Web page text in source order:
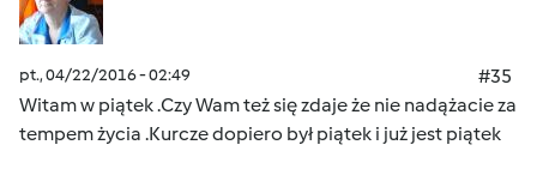
pt., 04/22/2016 - 02:49
#35
Witam w piątek .Czy Wam też się zdajeże nie nadążacie za
tempem życia .Kurcze dopiero był piątek i już jest piątek